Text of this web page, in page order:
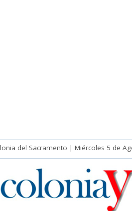
del Sacramento | Miércoles 5 de